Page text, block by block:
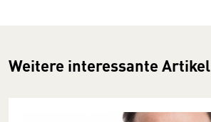
Weitere interessante Artikel